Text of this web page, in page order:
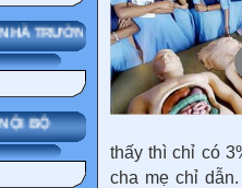
LÝ NHÀ TRƯỜNG
thấy thì chỉ có
cha mẹ chỉ